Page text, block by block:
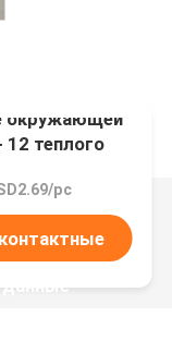
окружающей
теплого
pc
контактные
данные